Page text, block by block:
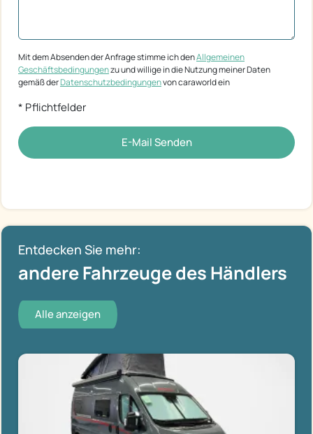
Mit dem Absenden der Anfrage stimme ich denAllgemeinen
Geschäftsbedingungenzu und willige in die Nutzung meiner Daten
gemäß derDatenschutzbedingungenvon caraworld ein
* Pflichtfelder
E-Mail Senden
Entdecken Sie mehr:
andere Fahrzeuge des Händlers
Alle anzeigen